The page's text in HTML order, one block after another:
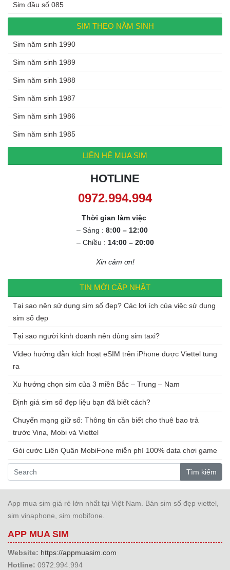
Sim đầu số 085
SIM THEO NĂM SINH
Sim năm sinh 1990
Sim năm sinh 1989
Sim năm sinh 1988
Sim năm sinh 1987
Sim năm sinh 1986
Sim năm sinh 1985
LIÊN HỆ MUA SIM
HOTLINE
0972.994.994
Thời gian làm việc
– Sáng : 8:00 – 12:00
– Chiều : 14:00 – 20:00
Xin cảm ơn!
TIN MỚI CẬP NHẬT
Tại sao nên sử dụng sim số đẹp? Các lợi ích của việc sử dụng
sim số đẹp
Tại sao người kinh doanh nên dùng sim taxi?
Video hướng dẫn kích hoạt eSIM trên iPhone được Viettel tung
ra
Xu hướng chọn sim của 3 miền Bắc – Trung – Nam
Định giá sim số đẹp liệu bạn đã biết cách?
Chuyển mạng giữ số: Thông tin cần biết cho thuê bao trả
trước Vina, Mobi và Viettel
Gói cước Liên Quân MobiFone miễn phí 100% data chơi game
Tìm kiếm
App mua sim giá rẻ lớn nhất tại Việt Nam. Bán sim số đẹp viettel,
sim vinaphone, sim mobifone.
APP MUA SIM
Website: https://appmuasim.com
Hotline: 0972.994.994